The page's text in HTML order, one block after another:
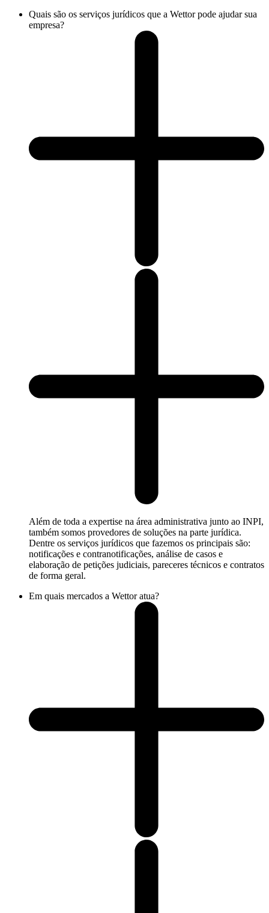
Quais são os serviços jurídicos que a Wettor pode ajudar sua
empresa?
Além de toda a expertise na área administrativa junto ao INPI,
também somos provedores de soluções na parte jurídica.
Dentre os serviços jurídicos que fazemos os principais são:
notificações e contranotificações, análise de casos e
elaboração de petições judiciais, pareceres técnicos e contratos
de forma geral.
Em quais mercados a Wettor atua?